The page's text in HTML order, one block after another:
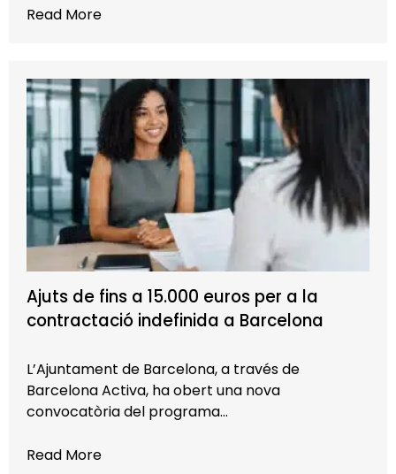
Read More
Ajuts de fins a 15.000 euros per a la
contractació indefinida a Barcelona
L’Ajuntament de Barcelona, a través de
Barcelona Activa, ha obert una nova
convocatòria del programa…
Read More